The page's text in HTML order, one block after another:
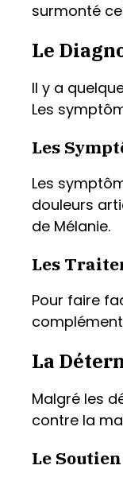
surmonté
Le
Il y a
Les
Les
Les
douleurs
de Mélanie.
Les
Pour faire
La
Malgré les
contre la
Le